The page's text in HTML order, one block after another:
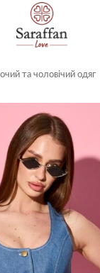
та чоловічий одяг